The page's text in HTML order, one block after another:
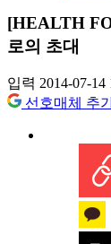
[HEALTH
로의 초대
입력 2014-07-14
선호매체 추